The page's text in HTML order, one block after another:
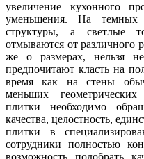
увеличение кухонного
уменьшения. На
структуры, а светлые
отмываются от различного
же о размерах, нельзя
предпочитают класть на
время как на стены
меньших
плитки необходимо
качества, целостность,
плитки в
сотрудники полностью
возможность подобрать